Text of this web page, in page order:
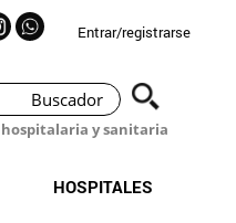
Entrar/registrarse
hospitalaria y sanitaria
HOSPITALES